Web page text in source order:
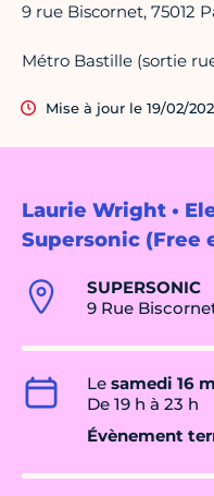
Laurie Wright •
Supersonic (Free
SUPERSONIC
9 Rue
Le samedi 16
De 19 h à 23 h
Évènement
9 rue Biscornet, 75012
Métro Bastille (sortie
Mise à jour le 19/02/